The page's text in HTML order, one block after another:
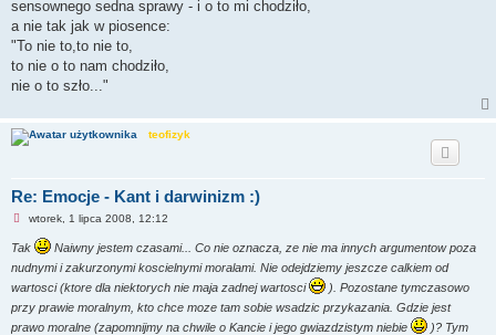
z
c
z
a
p
o
s
sensownego sedna sprawy - i o to mi chodziło,
a nie tak jak w piosence:
"To nie to,to nie to,
to nie o to nam chodziło,
nie o to szło..."
teofizyk
Re: Emocje - Kant i darwinizm :)
N
e
r
z
c
z
wtorek, 1 lipca 2008, 12:12
Tak
Naiwny jestem czasami... Co nie oznacza, ze nie ma innych argumentow poza
nudnymi i zakurzonymi koscielnymi moralami. Nie odejdziemy jeszcze calkiem od
wartosci (ktore dla niektorych nie maja zadnej wartosci
). Pozostane tymczasowo
przy prawie moralnym, kto chce moze tam sobie wsadzic przykazania. Gdzie jest
prawo moralne (zapomnijmy na chwile o Kancie i jego gwiazdzistym niebie
)? Tym